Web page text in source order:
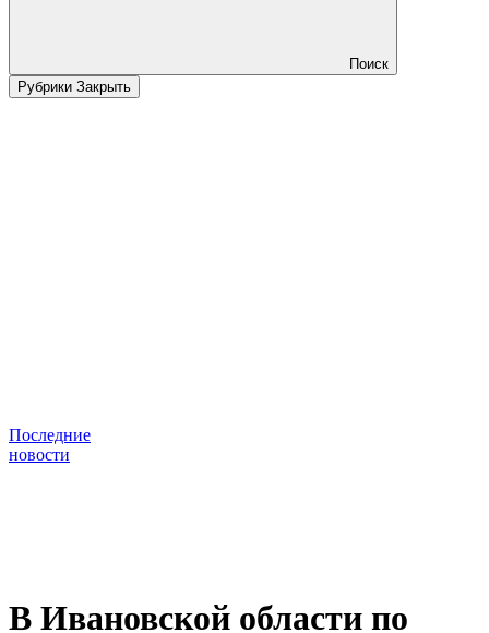
Поиск
Рубрики Закрыть
Последние
новости
В Ивановской области по